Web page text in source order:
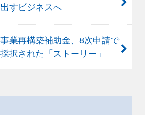
出すビジネスへ
事業再構築補助金、8次申請で
採択された「ストーリー」